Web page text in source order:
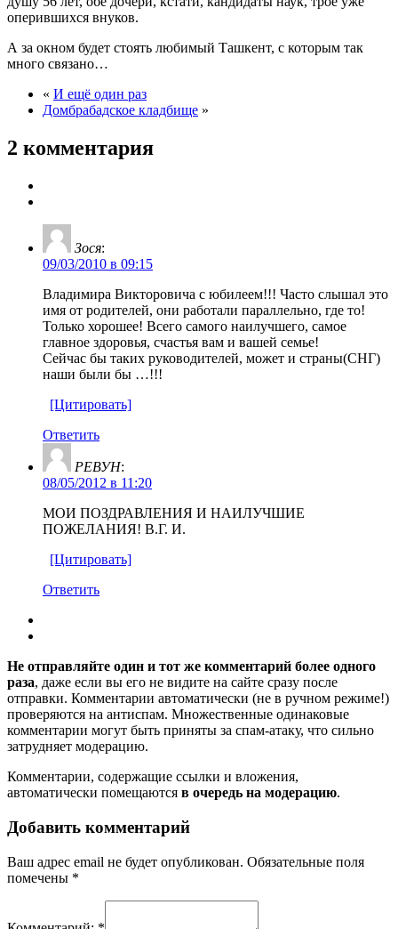
оперившихся внуков.
А за окном будет стоять любимый Ташкент, с которым так
много связано…
« И ещё один раз
Домбрабадское кладбище »
2 комментария
Зося:
09/03/2010 в 09:15
Владимира Викторовича с юбилеем!!! Часто слышал это
имя от родителей, они работали параллельно, где то!
Только хорошее! Всего самого наилучшего, самое
главное здоровья, счастья вам и вашей семье!
Сейчас бы таких руководителей, может и страны(СНГ)
наши были бы …!!!
[Цитировать]
Ответить
РЕВУН:
08/05/2012 в 11:20
МОИ ПОЗДРАВЛЕНИЯ И НАИЛУЧШИЕ
ПОЖЕЛАНИЯ! В.Г. И.
[Цитировать]
Ответить
Не отправляйте один и тот же комментарий более одного
раза, даже если вы его не видите на сайте сразу после
отправки. Комментарии автоматически (не в ручном режиме!)
проверяются на антиспам. Множественные одинаковые
комментарии могут быть приняты за спам-атаку, что сильно
затрудняет модерацию.
Комментарии, содержащие ссылки и вложения,
автоматически помещаются в очередь на модерацию.
Добавить комментарий
Ваш адрес email не будет опубликован. Обязательные поля
помечены *